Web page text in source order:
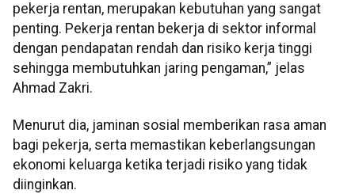
pekerja rentan, merupakan kebutuhan yang sangat
penting. Pekerja rentan bekerja di sektor informal
dengan pendapatan rendah dan risiko kerja tinggi
sehingga membutuhkan jaring pengaman,” jelas
Ahmad Zakri.
Menurut dia, jaminan sosial memberikan rasa aman
bagi pekerja, serta memastikan keberlangsungan
ekonomi keluarga ketika terjadi risiko yang tidak
diinginkan.